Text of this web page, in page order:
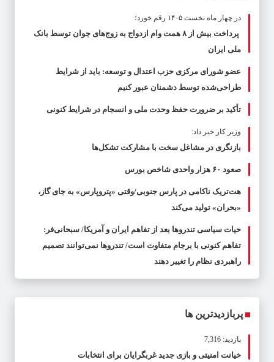
در چهار ماه نخست ۱۴۰۵ رقم خورد؛
پرداخت بیش از ۸ همت وام ازدواج به زوج‌های جوان توسط بانک
ملی ایران
عضو شورای مرکزی حزب اعتدال و توسعه: باید از شرایط
طراحی‌شده توسط دشمنان عبور کنیم
تأکید بر ضرورت حفظ وحدت ملی و انسجام در شرایط کنونی
وزیر کار خبر داد:
بازنگری در مشاغل سخت با مشارکت تشکل‌ها
صعود ۶۰ هزار واحدی شاخص بورس
هت‌تریک ناکامی در پارس جنوبی/وقتی «پتروپارس» به جای گاز،
«بحران» تولید می‌کند
حیات سیاسی تندروها بعد از تفاهم ایران و آمریکا/ سبحانی‌فر:
تفاهم کنونی با برجام متفاوت است/ تندروها نمی‌توانند تصمیم
راهبردی نظام را تغییر دهند
پربازدیدترین ها
بازدید: 7,316
خیانت امنیتی و بازی جدید غربگرایان برای انتخابات